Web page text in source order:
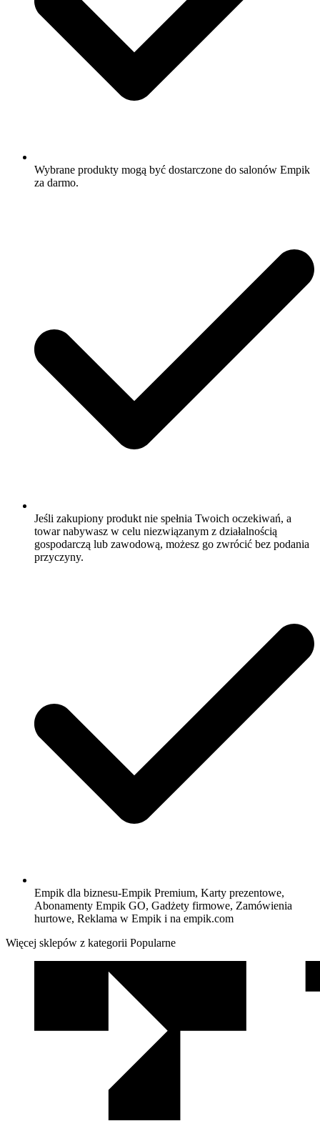
Wybrane produkty mogą być dostarczone do salonów Empik
za darmo.
Jeśli zakupiony produkt nie spełnia Twoich oczekiwań, a
towar nabywasz w celu niezwiązanym z działalnością
gospodarczą lub zawodową, możesz go zwrócić bez podania
przyczyny.
Empik dla biznesu-Empik Premium, Karty prezentowe,
Abonamenty Empik GO, Gadżety firmowe, Zamówienia
hurtowe, Reklama w Empik i na empik.com
Więcej sklepów z kategorii Popularne